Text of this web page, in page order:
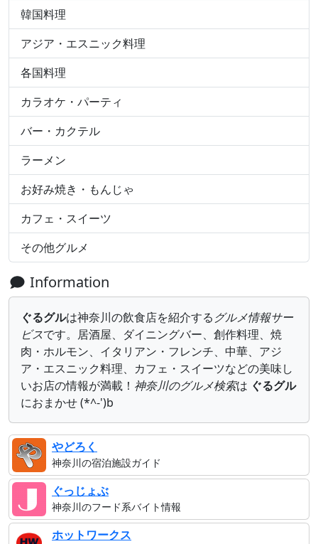
韓国料理
アジア・エスニック料理
各国料理
カラオケ・パーティ
バー・カクテル
ラーメン
お好み焼き・もんじゃ
カフェ・スイーツ
その他グルメ
Information
ぐるグルは神奈川の飲食店を紹介する グルメ情報サー
ビスです。居酒屋、ダイニングバー、創作料理、焼
肉・ホルモン、イタリアン・フレンチ、中華、アジ
ア・エスニック料理、カフェ・スイーツなどの美味し
いお店の情報が満載！ 神奈川のグルメ検索は ぐるグル
におまかせ (*^-')b
やどろく
神奈川の宿泊施設ガイド
ぐっじょぶ
神奈川のフード系バイト情報
ホットワークス